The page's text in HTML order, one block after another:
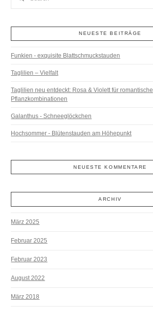
NEUESTE BEITRÄGE
Funkien - exquisite Blattschmuckstauden
Taglilien – Vielfalt
Taglilien neu entdeckt: Rosa & Violett für romantische
Pflanzkombinationen
Galanthus - Schneeglöckchen
Hochsommer - Blütenstauden am Höhepunkt
NEUESTE KOMMENTARE
ARCHIV
März 2025
Februar 2025
Februar 2023
August 2022
März 2018